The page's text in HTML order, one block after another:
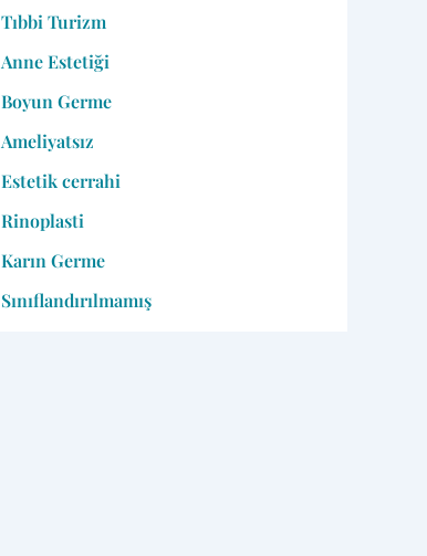
Tıbbi Turizm
Anne Estetiği
Boyun Germe
Ameliyatsız
Estetik cerrahi
Rinoplasti
Karın Germe
Sınıflandırılmamış